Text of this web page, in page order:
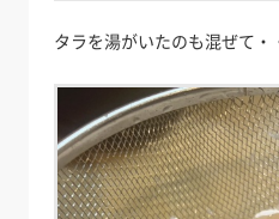
タラを湯がいたのも混ぜて・